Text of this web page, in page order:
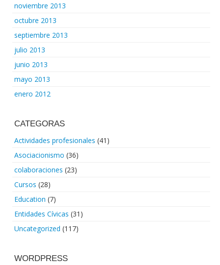
noviembre 2013
octubre 2013
septiembre 2013
julio 2013
junio 2013
mayo 2013
enero 2012
CATEGORAS
Actividades profesionales (41)
Asociacionismo (36)
colaboraciones (23)
Cursos (28)
Education (7)
Entidades Cívicas (31)
Uncategorized (117)
WORDPRESS